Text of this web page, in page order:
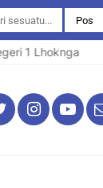
1 Lhoknga